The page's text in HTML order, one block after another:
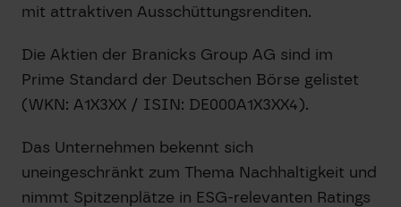
mit attraktiven Ausschüttungsrenditen.
Die Aktien der Branicks Group AG sind im
Prime Standard der Deutschen Börse gelistet
(WKN: A1X3XX / ISIN: DE000A1X3XX4).
Das Unternehmen bekennt sich
uneingeschränkt zum Thema Nachhaltigkeit und
nimmt Spitzenplätze in ESG-relevanten Ratings